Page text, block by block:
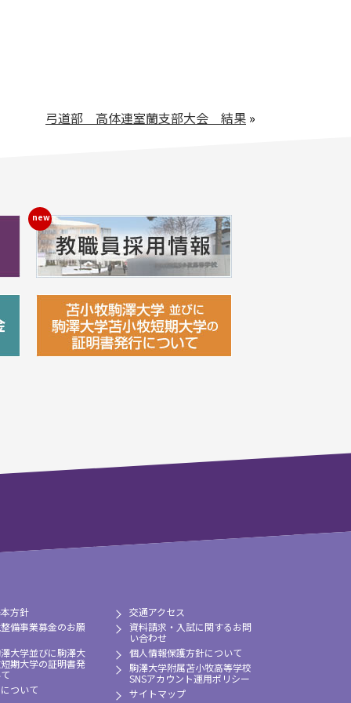
弓道部 高体連室蘭支部大会 結果 »
方針
備事業募金のお願
大学並びに駒澤大
期大学の証明書発
ついて
交通アクセス
資料請求・入試に関するお問
い合わせ
個人情報保護方針について
駒澤大学附属苫小牧高等学校
SNSアカウント運用ポリシー
サイトマップ